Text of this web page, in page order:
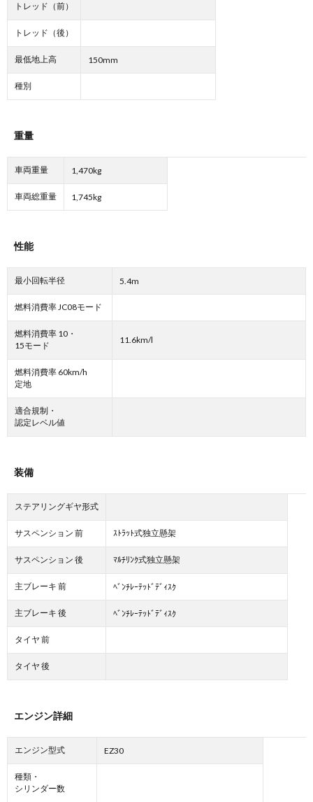
トレッド（前）
トレッド（後）
最低地上高 150mm
種別
重量
車両重量 1,470kg
車両総重量 1,745kg
性能
最小回転半径 5.4m
燃料消費率 JC08モード
燃料消費率 10・
15モード
11.6km/l
燃料消費率 60km/h
定地
適合規制・
認定レベル値
装備
ステアリングギヤ形式
サスペンション 前 ｽﾄﾗｯﾄ式独立懸架
サスペンション 後 ﾏﾙﾁﾘﾝｸ式独立懸架
主ブレーキ 前 ﾍﾞﾝﾁﾚｰﾃｯﾄﾞﾃﾞｨｽｸ
主ブレーキ 後 ﾍﾞﾝﾁﾚｰﾃｯﾄﾞﾃﾞｨｽｸ
タイヤ 前
タイヤ 後
エンジン詳細
エンジン型式 EZ30
種類・
シリンダー数